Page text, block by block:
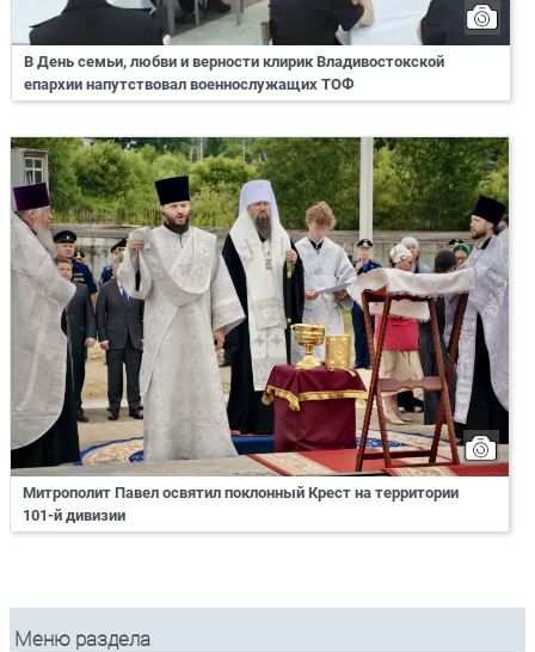
В День семьи, любви и верности клирик Владивостокской
епархии напутствовал военнослужащих ТОФ
Митрополит Павел освятил поклонный Крест на территории
101-й дивизии
Меню раздела